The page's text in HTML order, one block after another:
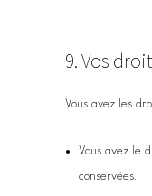
9. Vos
Vous avez les
Vous avez le
conservées.